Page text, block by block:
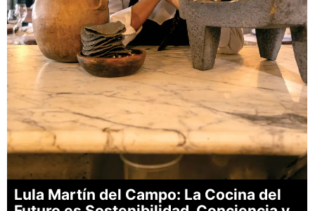
Lula Martín del Campo: La Cocina del